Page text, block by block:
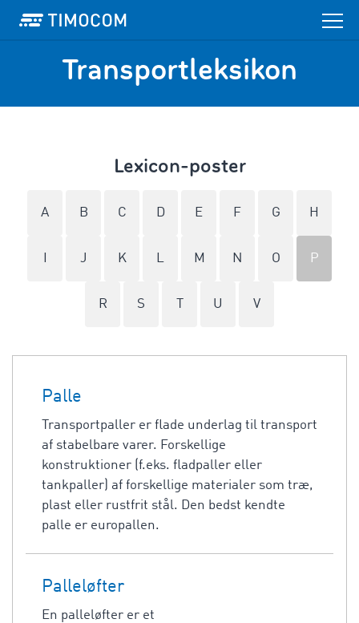
Transportleksikon
Lexicon-poster
A B C D E F G H
J K L M N O P
R S U V
Palle
Transportpaller er flade underlag til transport
af stabelbare varer. Forskellige
konstruktioner (f.eks. fladpaller eller
tankpaller) af forskellige materialer som træ,
plast eller rustfrit stål. Den bedst kendte
palle er europallen.
Palleløfter
En palleløfter er et